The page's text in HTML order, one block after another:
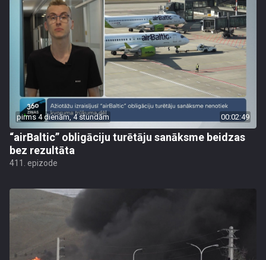
pirms 4 dienām, 4 stundām 00:02:49
“airBaltic” obligāciju turētāju sanāksme beidzas
bez rezultāta
411. epizode